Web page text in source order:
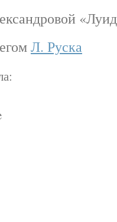
Л. Руска